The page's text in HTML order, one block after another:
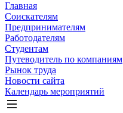
Главная
Соискателям
Предпринимателям
Работодателям
Студентам
Путеводитель по компаниям
Рынок труда
Новости сайта
Календарь мероприятий